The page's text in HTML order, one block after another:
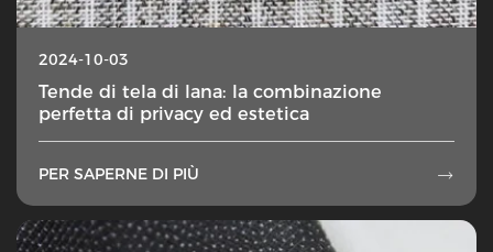
2024-10-03
Tende di tela di lana: la combinazione
perfetta di privacy ed estetica
PER SAPERNE DI PIÙ 